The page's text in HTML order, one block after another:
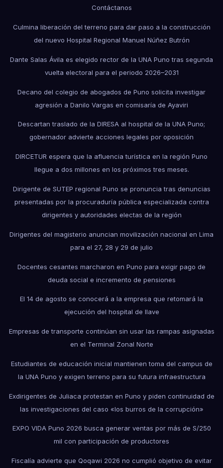
Contáctanos
Culmina liberación del terreno para dar paso a la construcción
del nuevo Hospital Regional Manuel Núñez Butrón
Dante Salas Ávila es elegido rector de la UNA Puno tras segunda
vuelta electoral para el periodo 2026–2031
Decano del colegio de abogados de Puno solicita investigar
agresión a Danilo Vargas en comisaría de Ayaviri
Descartan traslado de la DIRESA al hospital de la UNA Puno;
gobernador advierte acciones legales por oposición
DIRCETUR espera que la afluencia turística en la región Puno
llegue a dos millones en los próximos tres meses.
Dirigente de SUTEP regional Puno se pronuncia tras denuncias
presentadas por la procuraduría pública especializada contra
dirigentes y autoridades electas de la región
Dirigentes del magisterio anuncian movilización nacional en Lima
para el 27, 28 y 29 de julio
Docentes cesantes marcharon en Puno para exigir pago de
deuda social e incremento de pensiones
El 14 de agosto se conocerá a la empresa que retomará la
ejecución del hospital de Ilave
Empresas de transporte continúan sin usar las rampas asignadas
en el Terminal Zonal Norte
Estudiantes de educación inicial mantienen toma del campus de
la UNA Puno y exigen terreno para su futura infraestructura
Exdirigentes de Juliaca protestan en Puno y piden continuidad de
las investigaciones del caso «los burros de la corrupción»
EXPO VIDA Puno 2026 busca generar ventas por más de S/250
mil con participación de productores
Fiscalía advierte que Qoqawi 2026 no cumplió objetivo de evitar